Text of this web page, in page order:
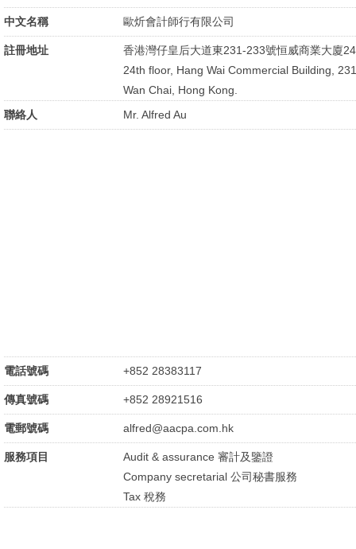
中文名稱 歐炘會計師行有限公司
註冊地址
香港灣仔皇后大道東231-233號恒威商業大廈
24th floor, Hang Wai Commercial Building,
Wan Chai, Hong Kong.
聯絡人
Mr. Alfred Au
電話號碼 +852 28383117
傳真號碼 +852 28921516
電郵號碼 alfred@aacpa.com.hk
服務項目
Audit & assurance 審計及鑒證
Company secretarial 公司秘書服務
Tax 稅務